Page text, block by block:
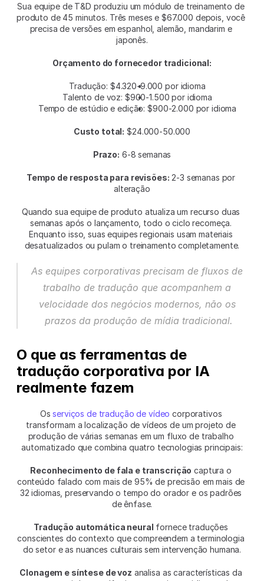
Sua equipe de T&D produziu um módulo de treinamento de
produto de 45 minutos. Três meses e $67.000 depois, você
precisa de versões em espanhol, alemão, mandarim e
japonês.
Orçamento do fornecedor tradicional:
Tradução: $4.320-9.000 por idioma
Talento de voz: $900-1.500 por idioma
Tempo de estúdio e edição: $900-2.000 por idioma
Custo total: $24.000-50.000
Prazo: 6-8 semanas
Tempo de resposta para revisões: 2-3 semanas por
alteração
Quando sua equipe de produto atualiza um recurso duas
semanas após o lançamento, todo o ciclo recomeça.
Enquanto isso, suas equipes regionais usam materiais
desatualizados ou pulam o treinamento completamente.
As equipes corporativas precisam de fluxos de
trabalho de tradução que acompanhem a
velocidade dos negócios modernos, não os
prazos da produção de mídia tradicional.
O que as ferramentas de
tradução corporativa por IA
realmente fazem
Os serviços de tradução de vídeo corporativos
transformam a localização de vídeos de um projeto de
produção de várias semanas em um fluxo de trabalho
automatizado que combina quatro tecnologias principais:
Reconhecimento de fala e transcrição captura o
conteúdo falado com mais de 95% de precisão em mais de
32 idiomas, preservando o tempo do orador e os padrões
de ênfase.
Tradução automática neural fornece traduções
conscientes do contexto que compreendem a terminologia
do setor e as nuances culturais sem intervenção humana.
Clonagem e síntese de voz analisa as características da